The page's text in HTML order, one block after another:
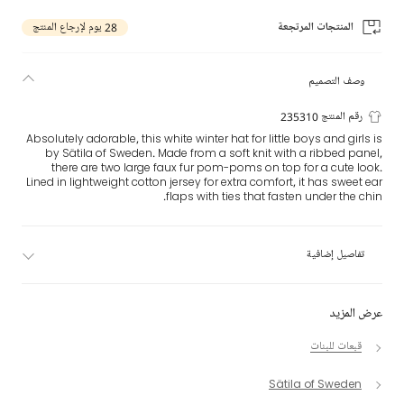
المنتجات المرتجعة 28 يوم لإرجاع المنتج
عرض المزيد
قبعات للبنات
Sätila of Sweden
وصف التصميم
رقم المنتج 235310
Absolutely adorable, this white winter hat for little boys and girls is
by Sätila of Sweden. Made from a soft knit with a ribbed panel,
there are two large faux fur pom-poms on top for a cute look.
Lined in lightweight cotton jersey for extra comfort, it has sweet ear
flaps with ties that fasten under the chin.
تفاصيل إضافية